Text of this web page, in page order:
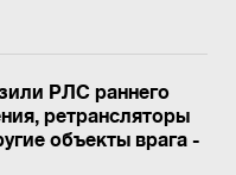
РЛС раннего
ретрансляторы
объекты врага -